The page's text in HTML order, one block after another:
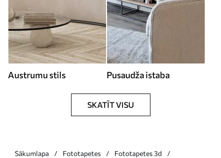
Austrumu stils Pusaudža istaba
SKATĪT VISU
Sākumlapa Fototapetes
Fototapetes 3d